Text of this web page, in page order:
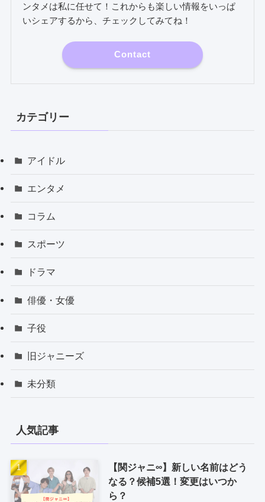
ンタメは私に任せて！これからも楽しい情報をいっぱ
いシェアするから、チェックしてみてね！
Contact
カテゴリー
アイドル
エンタメ
コラム
スポーツ
ドラマ
俳優・女優
子役
旧ジャニーズ
未分類
人気記事
【関ジャニ∞】新しい名前はどう
なる？候補5選！変更はいつか
ら？